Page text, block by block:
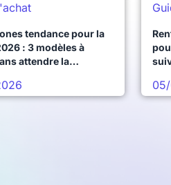
tendance pour la
: 3 modèles à
attendre la